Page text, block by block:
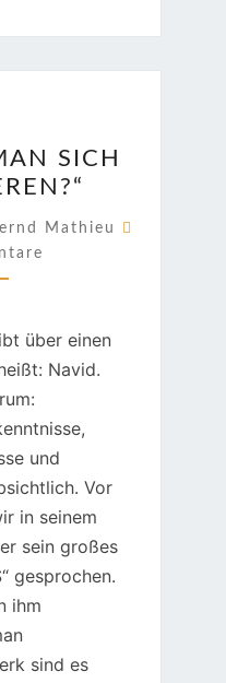
SICH
Mathieu
über einen
Navid.
und
Vor
in seinem
sein großes
gesprochen.
ihm
sind es